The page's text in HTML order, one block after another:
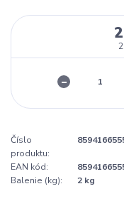
Číslo
produktu:
EAN kód:
Balenie (kg):
2 kg